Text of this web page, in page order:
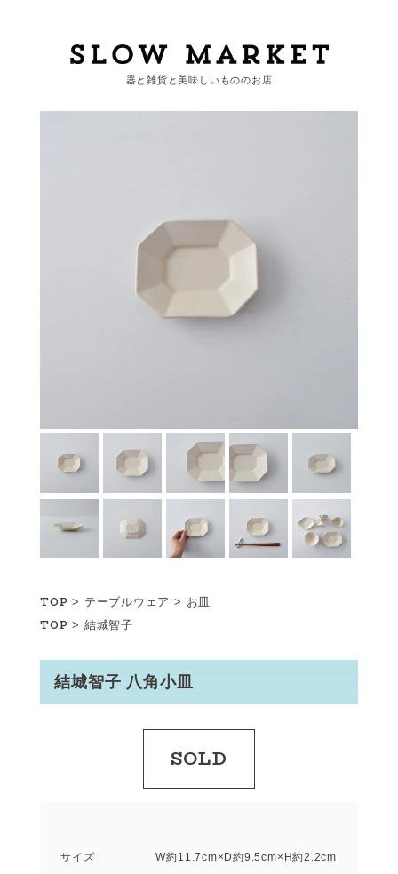
カートを見る
配送について
器と雑貨と美味しいもののお店
TOP > テーブルウェア > お皿
TOP > 結城智子
結城智子 八角小皿
SOLD
サイズ W約11.7cm×D約9.5cm×H約2.2cm